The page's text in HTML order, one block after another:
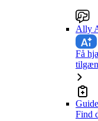
Ally
Få
Find